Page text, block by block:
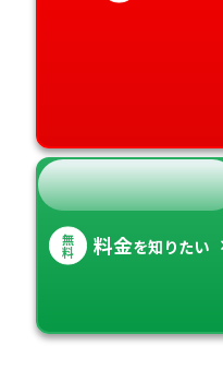
無
料 料金を知りたい